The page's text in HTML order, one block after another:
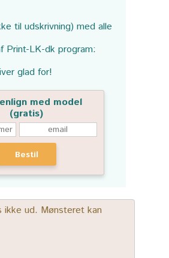
til udskrivning) med alle
LK-dk program:
glad for!
med model
(gratis)
Bestil
ud. Mønsteret kan